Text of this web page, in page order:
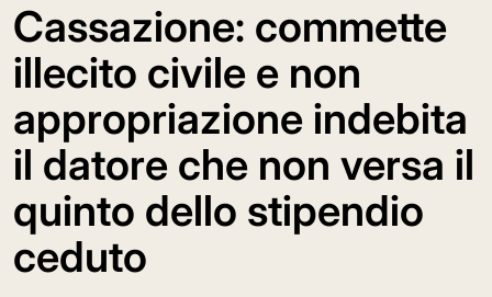
Cassazione: commette
illecito civile e non
appropriazione indebita
il datore che non versa il
quinto dello stipendio
ceduto